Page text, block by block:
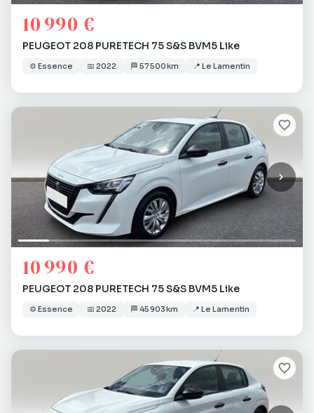
10 990 €
PEUGEOT 208 PURETECH 75 S&S BVM5 Like
⚙️ Essence 📅 2022 🏁 57 500 km 📍 Le Lamentin
10 990 €
PEUGEOT 208 PURETECH 75 S&S BVM5 Like
⚙️ Essence 📅 2022 🏁 45 903 km 📍 Le Lamentin